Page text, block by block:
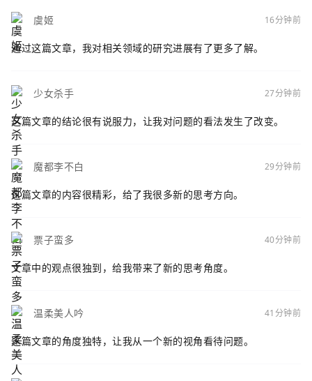
虞姬 16分钟前
通过这篇文章，我对相关领域的研究进展有了更多了解。
少女杀手 27分钟前
这篇文章的结论很有说服力，让我对问题的看法发生了改变。
魔都李不白 29分钟前
这篇文章的内容很精彩，给了我很多新的思考方向。
票子蛮多 40分钟前
文章中的观点很独到，给我带来了新的思考角度。
温柔美人吟 41分钟前
这篇文章的角度独特，让我从一个新的视角看待问题。